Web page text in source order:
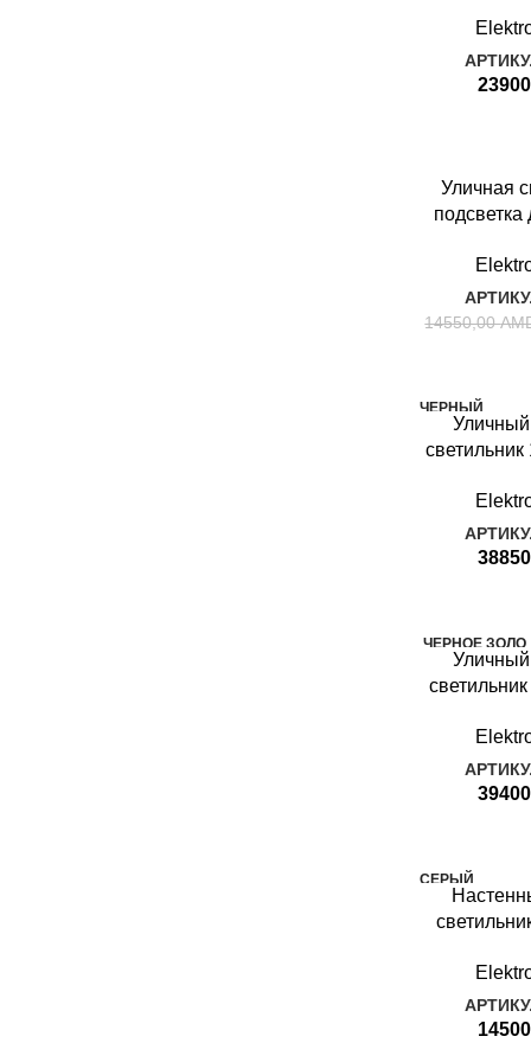
1551
БЕЛЫЙ
Уличная
подсветка
14550,00
ЧЕРНЫЙ
WINDOW
ЧЕРНОЕ ЗОЛО
ТО
MIRA
СЕРЫЙ
STRADA